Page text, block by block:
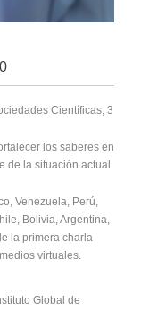
Científicas, 3
los saberes en
de la situación actual
Venezuela, Perú,
Bolivia, Argentina,
la primera charla
virtuales.
Global de